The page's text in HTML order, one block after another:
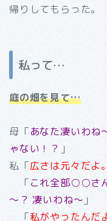
帰りしてもらった。
私って…
庭の畑を見て…
母「あなた凄いわね
ゃない！？ 」
私「広さは元々だよ
「これ全部○○さ
～？ 凄いわね～ 」
「私がやったんだ